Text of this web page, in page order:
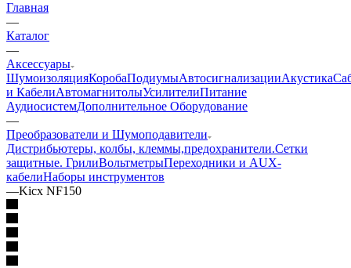
Главная
—
Каталог
—
Аксессуары
ШумоизоляцияКоробаПодиумыАвтосигнализацииАкустика
и КабелиАвтомагнитолыУсилителиПитание
АудиосистемДополнительное Оборудование
—
Преобразователи и Шумоподавители
Дистрибьютеры, колбы, клеммы,предохранители.Сетки
защитные. ГрилиВольтметрыПереходники и AUX-
кабелиНаборы инструментов
—Kicx NF150